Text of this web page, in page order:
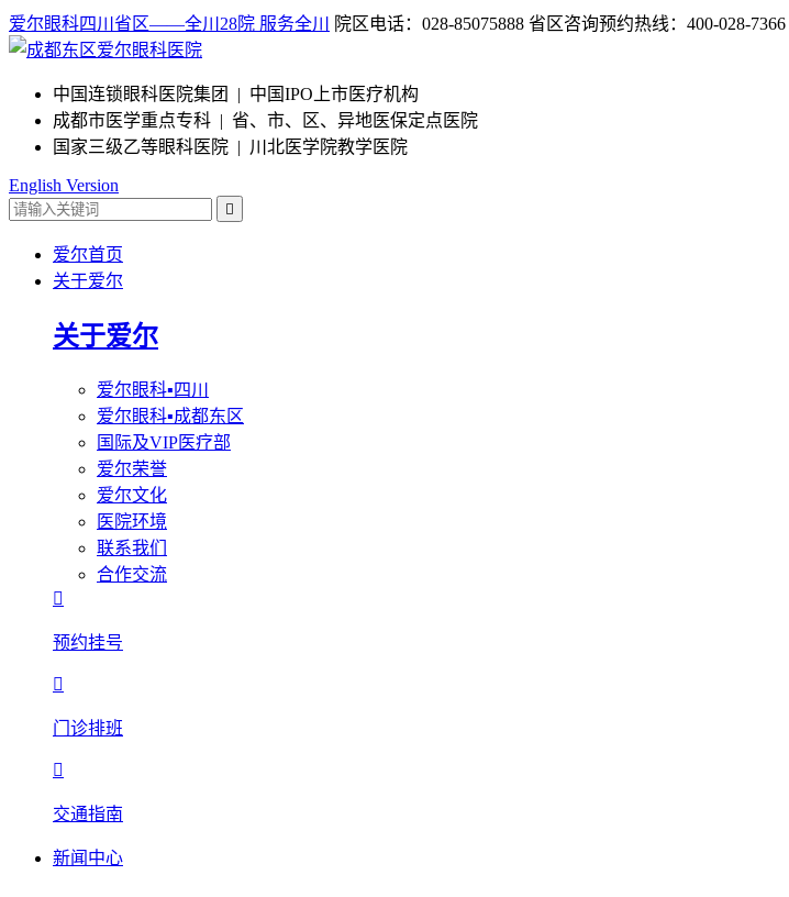
爱尔眼科四川省区——全川28院 服务全川 院区电话：028-85075888 省区咨询预约热线：400-028-7366
中国连锁眼科医院集团 | 中国IPO上市医疗机构
成都市医学重点专科 | 省、市、区、异地医保定点医院
国家三级乙等眼科医院 | 川北医学院教学医院
English Version

爱尔首页
关于爱尔
关于爱尔
爱尔眼科▪四川
爱尔眼科▪成都东区
国际及VIP医疗部
爱尔荣誉
爱尔文化
医院环境
联系我们
合作交流

预约挂号

门诊排班

交通指南
新闻中心